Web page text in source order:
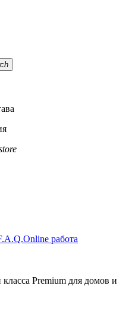
Online работа
Premium для домов и